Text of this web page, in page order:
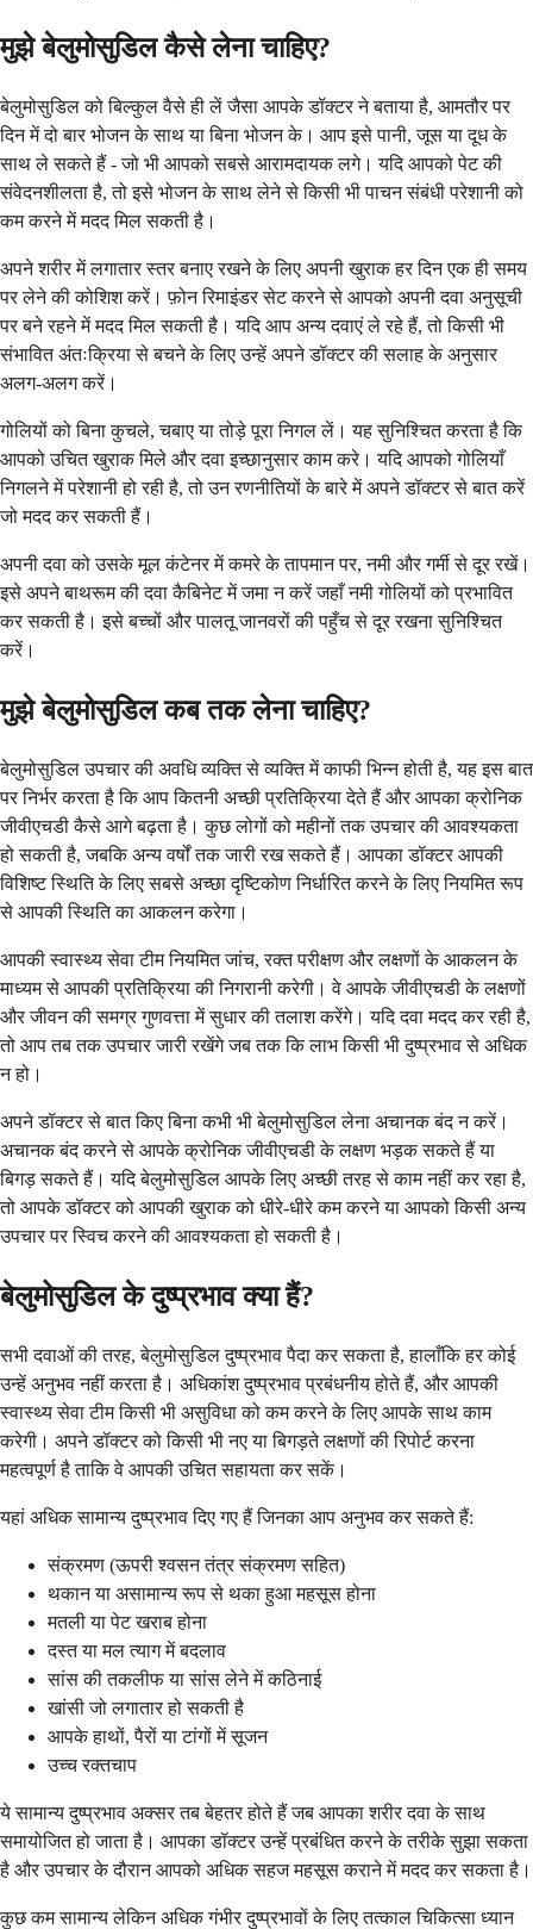
मुझे बेलुमोसुडिल कैसे लेना चाहिए?
बेलुमोसुडिल को बिल्कुल वैसे ही लें जैसा आपके डॉक्टर ने बताया है, आमतौर पर
दिन में दो बार भोजन के साथ या बिना भोजन के। आप इसे पानी, जूस या दूध के
साथ ले सकते हैं - जो भी आपको सबसे आरामदायक लगे। यदि आपको पेट की
संवेदनशीलता है, तो इसे भोजन के साथ लेने से किसी भी पाचन संबंधी परेशानी को
कम करने में मदद मिल सकती है।
अपने शरीर में लगातार स्तर बनाए रखने के लिए अपनी खुराक हर दिन एक ही समय
पर लेने की कोशिश करें। फ़ोन रिमाइंडर सेट करने से आपको अपनी दवा अनुसूची
पर बने रहने में मदद मिल सकती है। यदि आप अन्य दवाएं ले रहे हैं, तो किसी भी
संभावित अंतःक्रिया से बचने के लिए उन्हें अपने डॉक्टर की सलाह के अनुसार
अलग-अलग करें।
गोलियों को बिना कुचले, चबाए या तोड़े पूरा निगल लें। यह सुनिश्चित करता है कि
आपको उचित खुराक मिले और दवा इच्छानुसार काम करे। यदि आपको गोलियाँ
निगलने में परेशानी हो रही है, तो उन रणनीतियों के बारे में अपने डॉक्टर से बात करें
जो मदद कर सकती हैं।
अपनी दवा को उसके मूल कंटेनर में कमरे के तापमान पर, नमी और गर्मी से दूर रखें।
इसे अपने बाथरूम की दवा कैबिनेट में जमा न करें जहाँ नमी गोलियों को प्रभावित
कर सकती है। इसे बच्चों और पालतू जानवरों की पहुँच से दूर रखना सुनिश्चित
करें।
मुझे बेलुमोसुडिल कब तक लेना चाहिए?
बेलुमोसुडिल उपचार की अवधि व्यक्ति से व्यक्ति में काफी भिन्न होती है, यह इस बात
पर निर्भर करता है कि आप कितनी अच्छी प्रतिक्रिया देते हैं और आपका क्रोनिक
जीवीएचडी कैसे आगे बढ़ता है। कुछ लोगों को महीनों तक उपचार की आवश्यकता
हो सकती है, जबकि अन्य वर्षों तक जारी रख सकते हैं। आपका डॉक्टर आपकी
विशिष्ट स्थिति के लिए सबसे अच्छा दृष्टिकोण निर्धारित करने के लिए नियमित रूप
से आपकी स्थिति का आकलन करेगा।
आपकी स्वास्थ्य सेवा टीम नियमित जांच, रक्त परीक्षण और लक्षणों के आकलन के
माध्यम से आपकी प्रतिक्रिया की निगरानी करेगी। वे आपके जीवीएचडी के लक्षणों
और जीवन की समग्र गुणवत्ता में सुधार की तलाश करेंगे। यदि दवा मदद कर रही है,
तो आप तब तक उपचार जारी रखेंगे जब तक कि लाभ किसी भी दुष्प्रभाव से अधिक
न हो।
अपने डॉक्टर से बात किए बिना कभी भी बेलुमोसुडिल लेना अचानक बंद न करें।
अचानक बंद करने से आपके क्रोनिक जीवीएचडी के लक्षण भड़क सकते हैं या
बिगड़ सकते हैं। यदि बेलुमोसुडिल आपके लिए अच्छी तरह से काम नहीं कर रहा है,
तो आपके डॉक्टर को आपकी खुराक को धीरे-धीरे कम करने या आपको किसी अन्य
उपचार पर स्विच करने की आवश्यकता हो सकती है।
बेलुमोसुडिल के दुष्प्रभाव क्या हैं?
सभी दवाओं की तरह, बेलुमोसुडिल दुष्प्रभाव पैदा कर सकता है, हालाँकि हर कोई
उन्हें अनुभव नहीं करता है। अधिकांश दुष्प्रभाव प्रबंधनीय होते हैं, और आपकी
स्वास्थ्य सेवा टीम किसी भी असुविधा को कम करने के लिए आपके साथ काम
करेगी। अपने डॉक्टर को किसी भी नए या बिगड़ते लक्षणों की रिपोर्ट करना
महत्वपूर्ण है ताकि वे आपकी उचित सहायता कर सकें।
यहां अधिक सामान्य दुष्प्रभाव दिए गए हैं जिनका आप अनुभव कर सकते हैं:
संक्रमण (ऊपरी श्वसन तंत्र संक्रमण सहित)
थकान या असामान्य रूप से थका हुआ महसूस होना
मतली या पेट खराब होना
दस्त या मल त्याग में बदलाव
सांस की तकलीफ या सांस लेने में कठिनाई
खांसी जो लगातार हो सकती है
आपके हाथों, पैरों या टांगों में सूजन
उच्च रक्तचाप
ये सामान्य दुष्प्रभाव अक्सर तब बेहतर होते हैं जब आपका शरीर दवा के साथ
समायोजित हो जाता है। आपका डॉक्टर उन्हें प्रबंधित करने के तरीके सुझा सकता
है और उपचार के दौरान आपको अधिक सहज महसूस कराने में मदद कर सकता है।
कुछ कम सामान्य लेकिन अधिक गंभीर दुष्प्रभावों के लिए तत्काल चिकित्सा ध्यान